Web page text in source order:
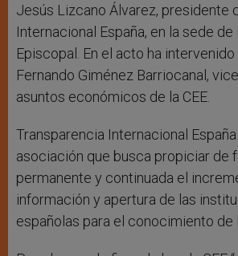
Jesús Lizcano Álvarez, presidente
Internacional España, en la sede
Episcopal. En el acto ha
Fernando Giménez Barriocanal,
asuntos económicos de la CEE.
Transparencia Internacional
asociación que busca propiciar de
permanente y continuada el
información y apertura de las
españolas para el conocimiento de